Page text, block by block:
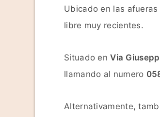
Ubicado en las
libre muy recientes.
Situado enVia
llamando al numero
Alternativamente,